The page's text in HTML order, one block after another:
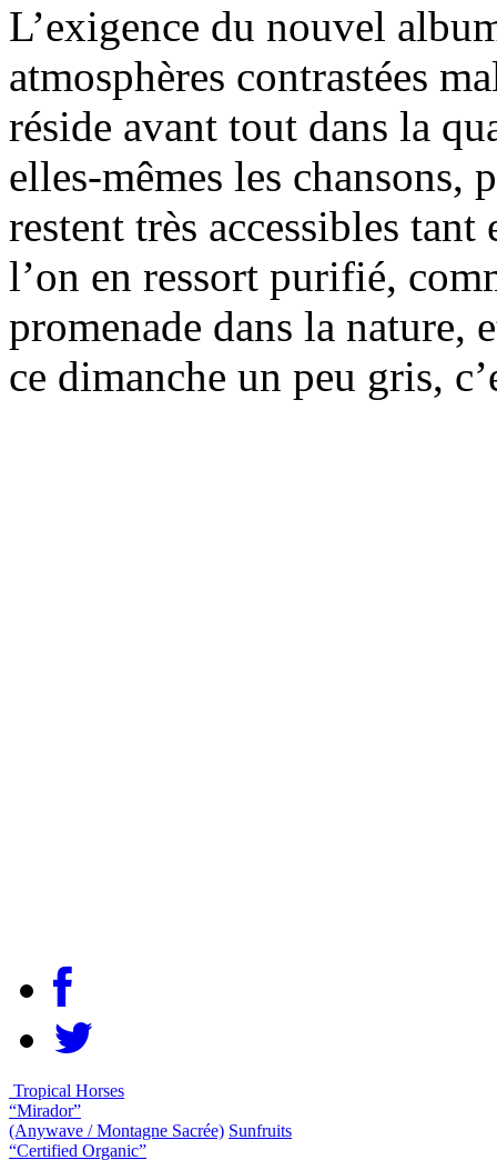
L’exigence du nouvel
atmosphères contrastées
réside avant tout dans la
elles-mêmes les chansons,
restent très accessibles
l’on en ressort purifié,
promenade dans la nature,
ce dimanche un peu gris,
Tropical Horses
“Mirador”
(Anywave / Montagne Sacrée) Sunfruits
“Certified Organic”